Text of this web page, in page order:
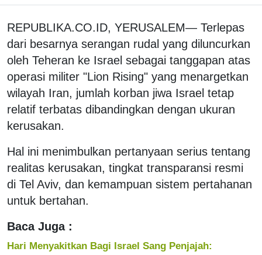
REPUBLIKA.CO.ID, YERUSALEM— Terlepas
dari besarnya serangan rudal yang diluncurkan
oleh Teheran ke Israel sebagai tanggapan atas
operasi militer "Lion Rising" yang menargetkan
wilayah Iran, jumlah korban jiwa Israel tetap
relatif terbatas dibandingkan dengan ukuran
kerusakan.
Hal ini menimbulkan pertanyaan serius tentang
realitas kerusakan, tingkat transparansi resmi
di Tel Aviv, dan kemampuan sistem pertahanan
untuk bertahan.
Baca Juga :
Hari Menyakitkan Bagi Israel Sang Penjajah: